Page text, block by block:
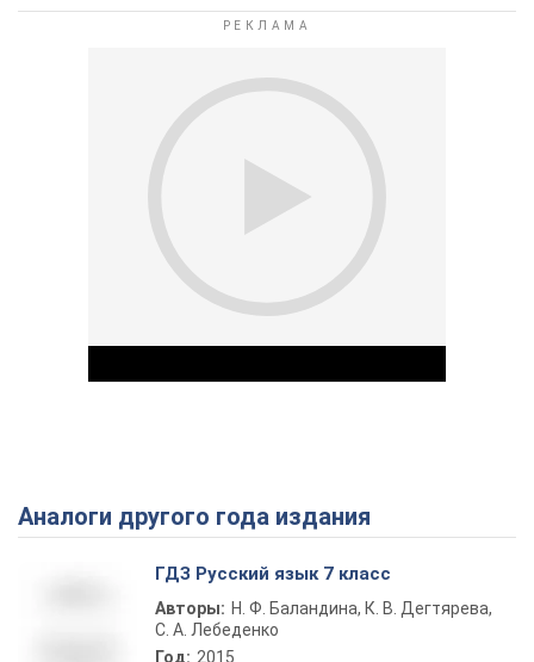
Play Video
Аналоги другого года издания
ГДЗ Русский язык 7 класс
Авторы: Н. Ф. Баландина, К. В. Дегтярева,
С. А. Лебеденко
Год: 2015